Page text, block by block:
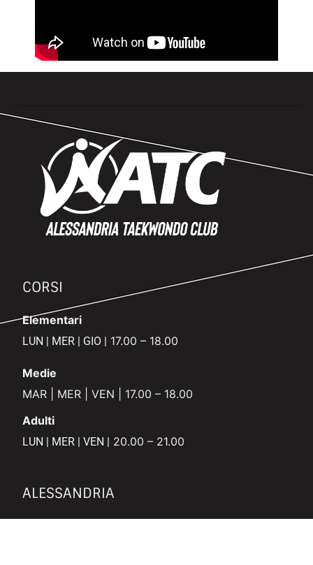
CORSI
Elementari
LUN | MER | GIO | 17.00 – 18.00
Medie
MAR | MER | VEN | 17.00 – 18.00
Adulti
LUN | MER | VEN | 20.00 – 21.00
ALESSANDRIA